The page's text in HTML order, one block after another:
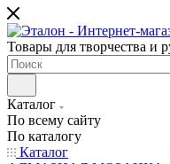
Товары для творчества и
Каталог
По всему сайту
По каталогу
Каталог